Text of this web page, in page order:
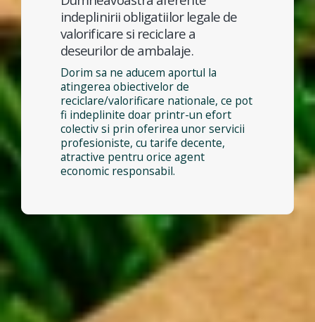
indeplinirii obligatiilor legale de
valorificare si reciclare a
deseurilor de ambalaje.
Dorim sa ne aducem aportul la
atingerea obiectivelor de
reciclare/valorificare nationale, ce pot
fi indeplinite doar printr-un efort
colectiv si prin oferirea unor servicii
profesioniste, cu tarife decente,
atractive pentru orice agent
economic responsabil.